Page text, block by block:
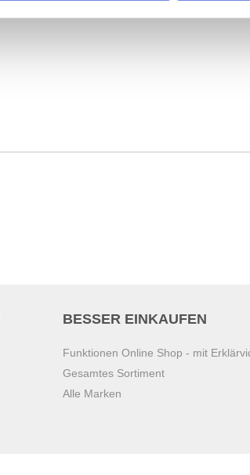
BESSER EINKAUFEN
Funktionen Online Shop - mit
Gesamtes Sortiment
Alle Marken